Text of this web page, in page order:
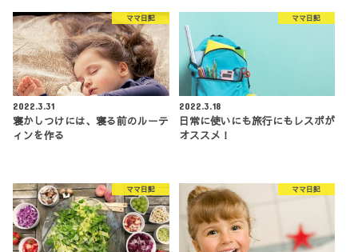
ママ日記
2022.3.31
寝かしつけには、寝る前のルーテ
ィンを作る
ママ日記
2022.3.18
日常に使いにも旅行にもレスポが
オススメ！
ママ日記 ママ日記